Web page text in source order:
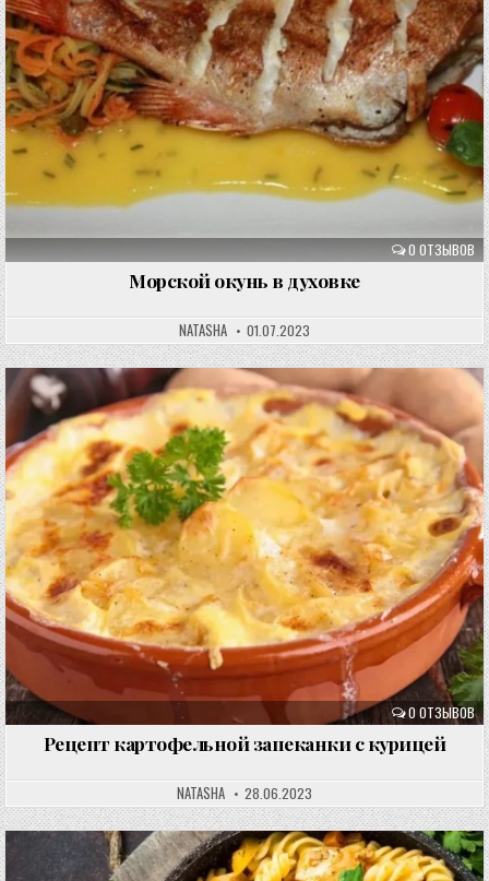
0 ОТЗЫВОВ
Морской окунь в духовке
NATASHA 01.07.2023
0 ОТЗЫВОВ
Рецепт картофельной запеканки с курицей
NATASHA 28.06.2023